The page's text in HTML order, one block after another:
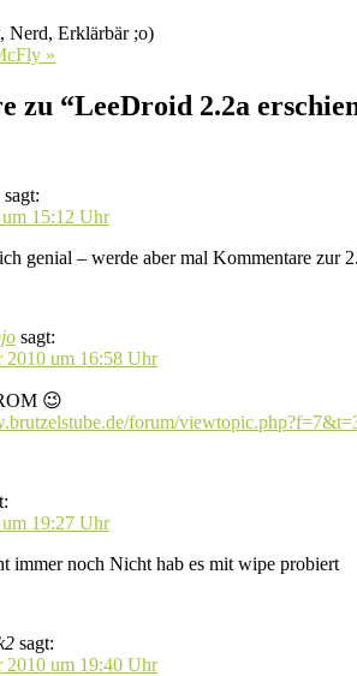
Nerd, Erklärbär ;o)
»
zu “LeeDroid 2.2a
sagt:
15:12 Uhr
genial – werde aber mal Kommentare zur
sagt:
2010 um 16:58 Uhr
😉
forum/
19:27 Uhr
immer noch Nicht hab es mit wipe probiert
sagt:
2010 um 19:40 Uhr